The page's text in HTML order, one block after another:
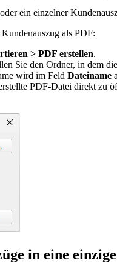
ein einzelner
als PDF:
> PDF erstellen.
Sie den Ordner, in dem
wird im Feld Dateiname
PDF-Datei direkt zu
in eine